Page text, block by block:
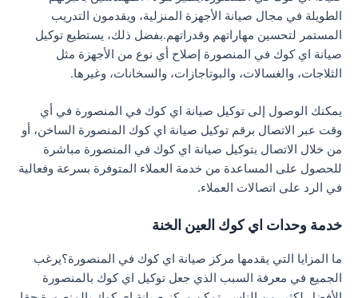
الطويلة في مجال صيانة الأجهزة المنزلية، ويقدمون التدريب
المستمر لتحسين مهاراتهم وقدراتهم.بفضل ذلك، يستطيع توكيل
صيانة اي كوك في المنصورة إصلاح أي نوع من الأجهزة مثل
الثلاجات، والغسالات، والبوتاجازات، والسخانات، وغيرها.
يمكنك الوصول إلى توكيل صيانة اي كوك في المنصورة في أي
وقت عبر الاتصال برقم توكيل صيانة اي كوك المنصورة الساخن، أو
من خلال الاتصال بتوكيل صيانة اي كوك في المنصورة مباشرة
للحصول على المساعدة من خدمة العملاء المتوفرة بسرعة وفعالية
في الرد على اتصالات العملاء.
خدمة وحدات اي كوك العين الخنة
ما المزايا التي يقدمها مركز صيانة اي كوك في المنصورة؟يرغب
الجميع في معرفة السبب الذي جعل توكيل اي كوك بالمنصورة